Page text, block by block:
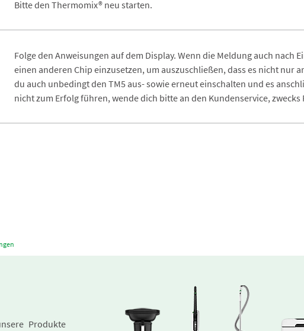
Bitte den Thermomix® neu starten.
Folge den Anweisungen auf dem Display. Wenn die Meldung auch nach
einen anderen Chip einzusetzen, um auszuschließen, dass es nicht nur
du auch unbedingt den TM5 aus- sowie erneut einschalten und es
nicht zum Erfolg führen, wende dich bitte an den Kundenservice,
Produkte